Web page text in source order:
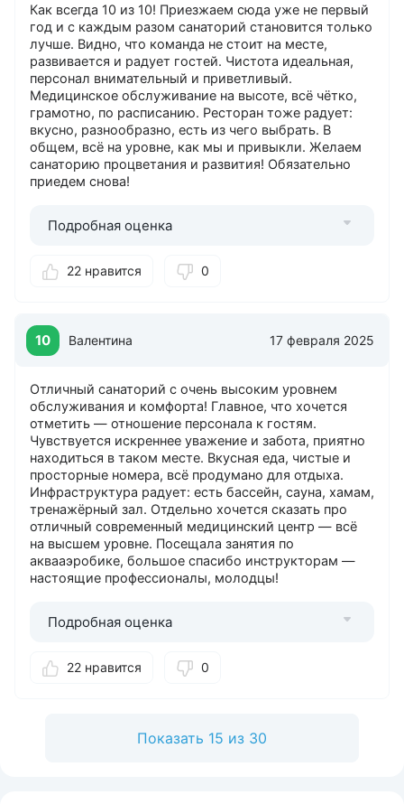
Как всегда 10 из 10! Приезжаем сюда уже не первый
год и с каждым разом санаторий становится только
лучше. Видно, что команда не стоит на месте,
развивается и радует гостей. Чистота идеальная,
персонал внимательный и приветливый.
Медицинское обслуживание на высоте, всё чётко,
грамотно, по расписанию. Ресторан тоже радует:
вкусно, разнообразно, есть из чего выбрать. В
общем, всё на уровне, как мы и привыкли. Желаем
санаторию процветания и развития! Обязательно
приедем снова!
Подробная оценка
22 нравится 0
10 Валентина 17 февраля 2025
Отличный санаторий с очень высоким уровнем
обслуживания и комфорта! Главное, что хочется
отметить — отношение персонала к гостям.
Чувствуется искреннее уважение и забота, приятно
находиться в таком месте. Вкусная еда, чистые и
просторные номера, всё продумано для отдыха.
Инфраструктура радует: есть бассейн, сауна, хамам,
тренажёрный зал. Отдельно хочется сказать про
отличный современный медицинский центр — всё
на высшем уровне. Посещала занятия по
аквааэробике, большое спасибо инструкторам —
настоящие профессионалы, молодцы!
Подробная оценка
22 нравится 0
Показать 15 из 30